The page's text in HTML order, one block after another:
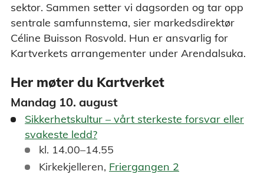
sektor. Sammen setter vi dagsorden og tar opp
sentrale samfunnstema, sier markedsdirektør
Céline Buisson Rosvold. Hun er ansvarlig for
Kartverkets arrangementer under Arendalsuka.
Her møter du Kartverket
Mandag 10. august
Sikkerhetskultur – vårt sterkeste forsvar eller
svakeste ledd?
kl. 14.00–14.55
Kirkekjelleren, Friergangen 2